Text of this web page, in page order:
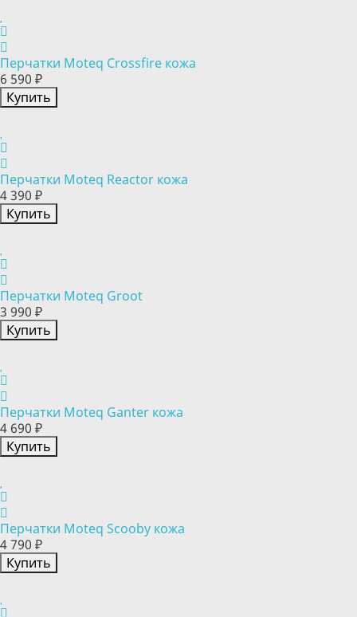
Перчатки Moteq Crossfire кожа
6 590 ₽
Купить
Перчатки Moteq Reactor кожа
4 390 ₽
Купить
Перчатки Moteq Groot
3 990 ₽
Купить
Перчатки Moteq Ganter кожа
4 690 ₽
Купить
Перчатки Moteq Scooby кожа
4 790 ₽
Купить